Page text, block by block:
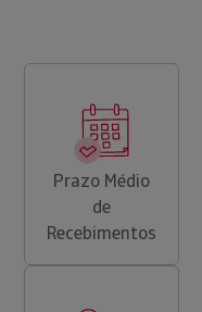
Prazo Médio
de
Recebimentos